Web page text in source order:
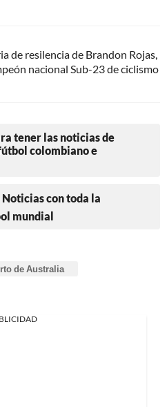
de resilencia de Brandon Rojas,
nacional Sub-23 de ciclismo
tener las noticias de
colombiano e
Noticias con toda la
mundial
de Australia